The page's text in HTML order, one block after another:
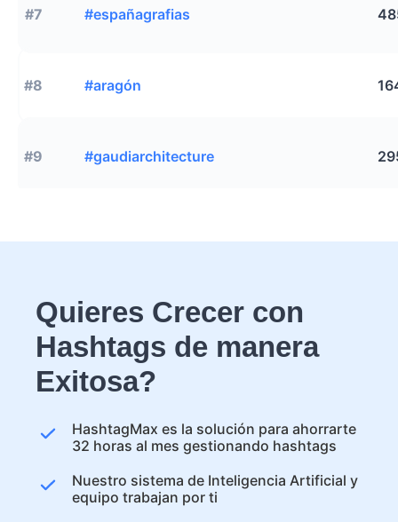
#7 #españagrafias
#8 #aragón
#9 #gaudiarchitecture
Quieres Crecer con
Hashtags de manera
Exitosa?
HashtagMax es la solución para ahorrarte
32 horas al mes gestionando hashtags
Nuestro sistema de Inteligencia Artificial y
equipo trabajan por ti